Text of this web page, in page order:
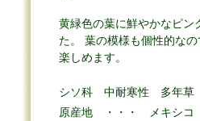
黄緑色の葉に鮮やかなピン
た。 葉の模様も個性的な
楽しめます。
シソ科 中耐寒性 多年草
原産地 ・・・ メキシコ